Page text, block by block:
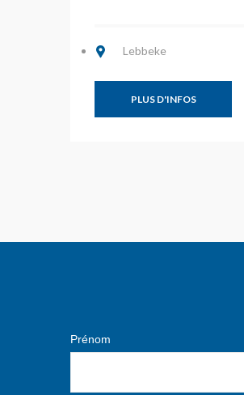
Lebbeke
PLUS D'INFOS
Prénom